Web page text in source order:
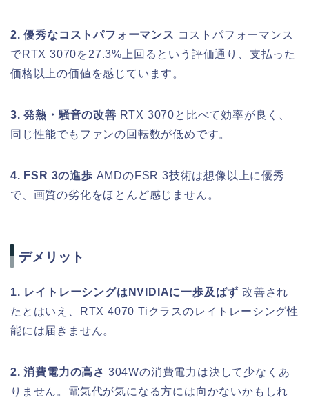
2. 優秀なコストパフォーマンス コストパフォーマンス
でRTX 3070を27.3%上回るという評価通り、支払った
価格以上の価値を感じています。
3. 発熱・騒音の改善 RTX 3070と比べて効率が良く、
同じ性能でもファンの回転数が低めです。
4. FSR 3の進歩 AMDのFSR 3技術は想像以上に優秀
で、画質の劣化をほとんど感じません。
デメリット
1. レイトレーシングはNVIDIAに一歩及ばず 改善され
たとはいえ、RTX 4070 Tiクラスのレイトレーシング性
能には届きません。
2. 消費電力の高さ 304Wの消費電力は決して少なくあ
りません。電気代が気になる方には向かないかもしれ